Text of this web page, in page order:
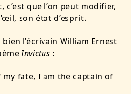
c’est que l’on peut modifier,
son état d’esprit.
l’écrivain William Ernest
Invictus :
my fate, I am the captain of